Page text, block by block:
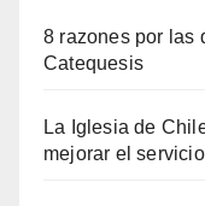
8 razones por las
Catequesis
La Iglesia de
mejorar el